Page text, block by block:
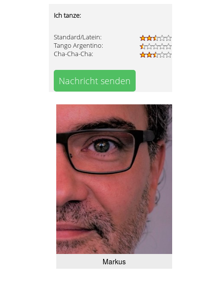
Ich tanze:
Standard/Latein:
Tango Argentino:
Cha-Cha-Cha:
Nachricht senden
Markus